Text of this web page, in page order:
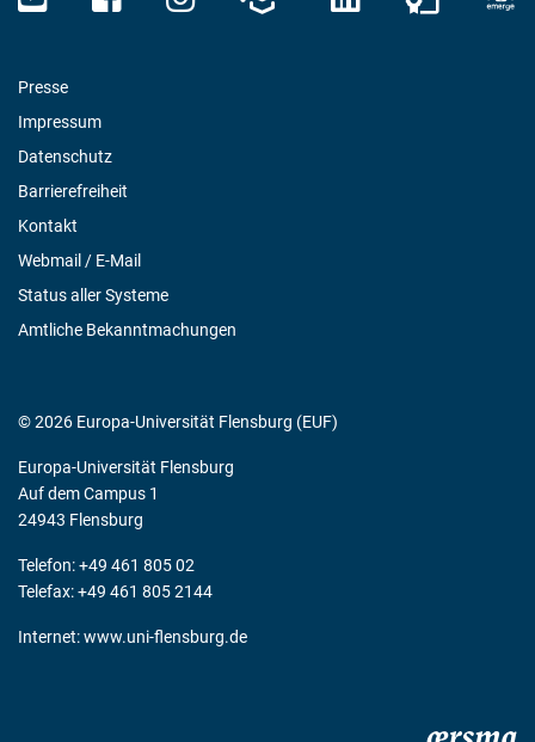
Presse
Impressum
Datenschutz
Barrierefreiheit
Kontakt
Webmail / E-Mail
Status aller Systeme
Amtliche Bekanntmachungen
© 2026 Europa-Universität Flensburg (EUF)
Europa-Universität Flensburg
Auf dem Campus 1
24943 Flensburg
Telefon: +49 461 805 02
Telefax: +49 461 805 2144
Internet:www.uni-flensburg.de